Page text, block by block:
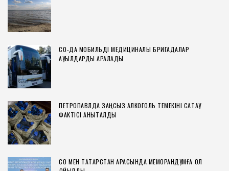
СҚО-ДА МОБИЛЬДІ МЕДИЦИНАЛЫҚ БРИГАДАЛАР
АУЫЛДАРДЫ АРАЛАДЫ
ПЕТРОПАВЛДА ЗАҢСЫЗ АЛКОГОЛЬ ТЕМЕКІНІ САҚТАУ
ФАКТІСІ АНЫҚТАЛДЫ
СҚО МЕН ТАТАРСТАН АРАСЫНДА МЕМОРАНДУМҒА ҚОЛ